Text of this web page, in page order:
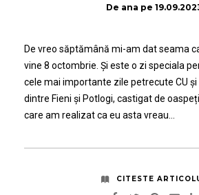
De ana pe
De vreo săptămână mi-am dat seama
vine 8 octombrie. Și este o zi speciala
cele mai importante zile petrecute CU și
dintre Fieni și Potlogi, castigat de
care am realizat ca eu asta vreau…
CITESTE